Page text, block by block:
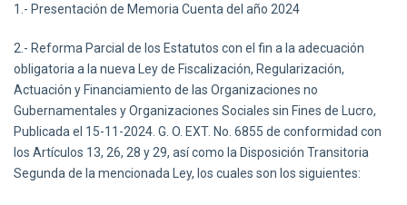
1.- Presentación de Memoria Cuenta del año 2024
2.- Reforma Parcial de los Estatutos con el fin a la adecuación
obligatoria a la nueva Ley de Fiscalización, Regularización,
Actuación y Financiamiento de las Organizaciones no
Gubernamentales y Organizaciones Sociales sin Fines de Lucro,
Publicada el 15-11-2024. G. O. EXT. No. 6855 de conformidad con
los Artículos 13, 26, 28 y 29, así como la Disposición Transitoria
Segunda de la mencionada Ley, los cuales son los siguientes: